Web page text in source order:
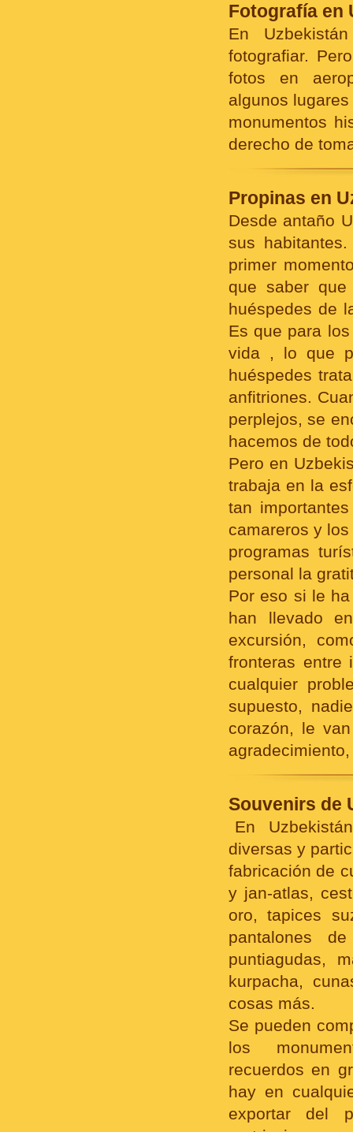
Fotografía en
En
fotografiar.
fotos en
algunos
monumentos
derecho de
Propinas en
Desde antaño
sus
primer
que saber
huéspedes de
Es que para
vida , lo que
huéspedes
anfitriones.
perplejos, se
hacemos de
Pero en
trabaja en la
tan
camareros y
programas
personal la
Por eso si le
han llevado
excursión,
fronteras entre
cualquier
supuesto,
corazón, le
Souvenirs de
En
diversas y
fabricación de
y jan-atlas,
oro, tapices
pantalones
puntiagudas,
kurpacha,
cosas más.
Se pueden
los
recuerdos en
hay en
exportar del